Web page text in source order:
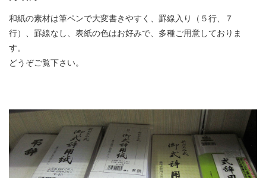
和紙の素材は筆ペンで大変書きやすく、罫線入り（５行、７
行）、罫線なし、表紙の色はお好みで、多種ご用意しておりま
す。
どうぞご覧下さい。